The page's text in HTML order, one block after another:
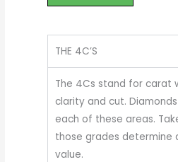
THE 4C’S
The 4Cs stand for carat
clarity and cut.
each of these areas.
those grades determine
value.